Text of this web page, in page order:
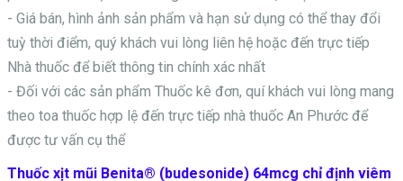
- Giá bán, hình ảnh sản phẩm và hạn sử dụng có thể thay đổi
tuỳ thời điểm, quý khách vui lòng liên hệ hoặc đến trực tiếp
Nhà thuốc để biết thông tin chính xác nhất
- Đối với các sản phẩm Thuốc kê đơn, quí khách vui lòng mang
theo toa thuốc hợp lệ đến trực tiếp nhà thuốc An Phước để
được tư vấn cụ thể
Thuốc xịt mũi Benita® (budesonide) 64mcg chỉ định viêm